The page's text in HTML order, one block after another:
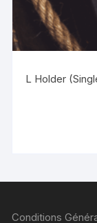
L Holder
Conditions